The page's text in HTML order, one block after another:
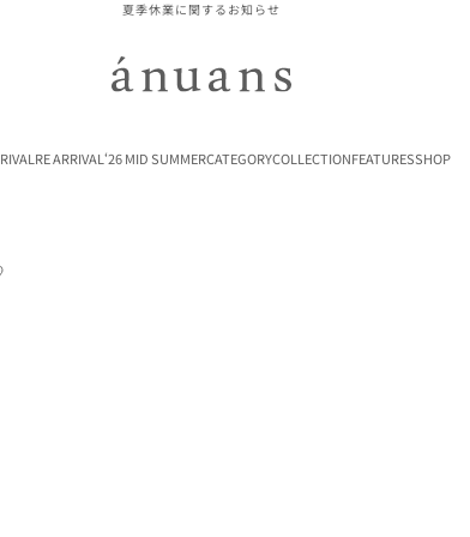
夏季休業に関するお知らせ
ánuans
RE ARRIVAL ‘26 MID SUMMERCATEGORYCOLLECTIONFEATURESSHOP
に入り